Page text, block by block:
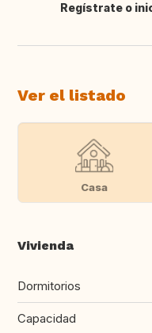
Traducir
Regístrate o
Ver el listado
Casa
Vivienda
Dormitorios
Capacidad